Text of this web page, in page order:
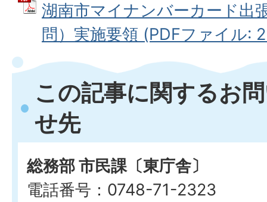
湖南市マイナンバーカード出
問）実施要領 (PDFファイル:
この記事に関するお
せ先
総務部 市民課〔東庁舎〕
電話番号：0748-71-2323